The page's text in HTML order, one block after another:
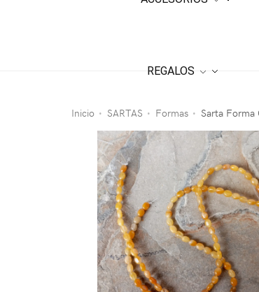
REGALOS
Inicio • SARTAS • Formas • Sarta Forma